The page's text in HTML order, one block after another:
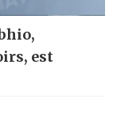
est